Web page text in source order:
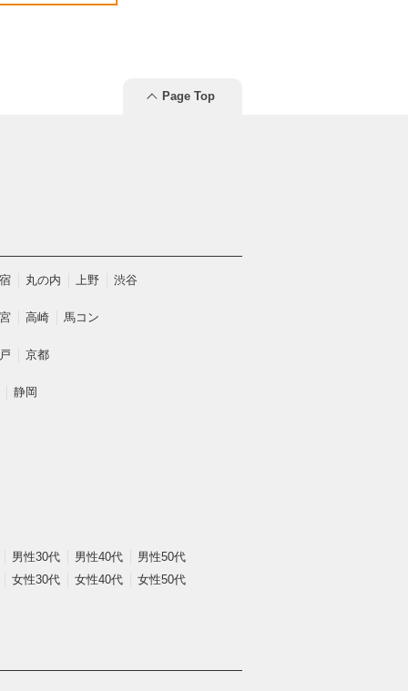
Page Top
丸の内 上野 渋谷
高崎 馬コン
京都
静岡
男性30代 男性40代
男性50代
女性30代 女性40代 女性50代